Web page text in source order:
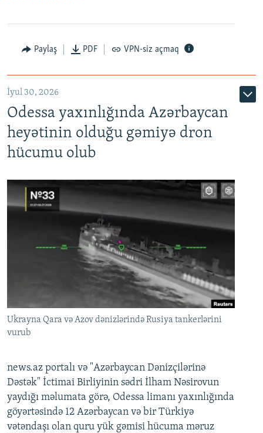
Paylaş PDF VPN-siz açmaq
İyul 30, 2026
Odessa yaxınlığında Azərbaycan
heyətinin olduğu gəmiyə dron
hücumu olub
Ukrayna Qara və Azov dənizlərində Rusiya tankerlərini
vurub
news.az portalı və "Azərbaycan Dənizçilərinə
Dəstək" İctimai Birliyinin sədri İlham Nəsirovun
yaydığı məlumata görə, Odessa limanı yaxınlığında
göyərtəsində 12 Azərbaycan və bir Türkiyə
vətəndaşı olan quru yük gəmisi hücuma məruz